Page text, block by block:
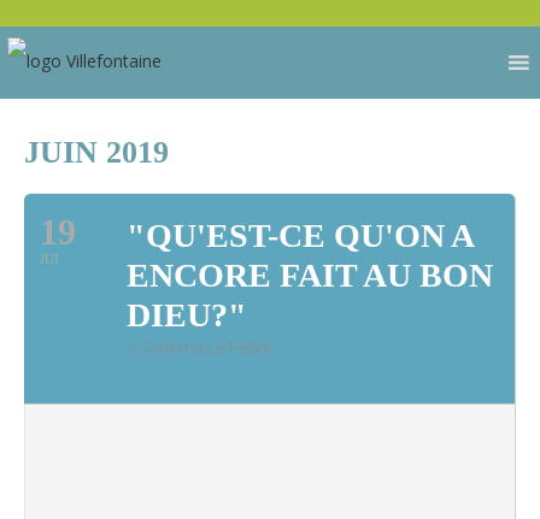
JUIN 2019
19
JUI
"QU'EST-CE QU'ON A
ENCORE FAIT AU BON
DIEU?"
Cinéma Le Fellini